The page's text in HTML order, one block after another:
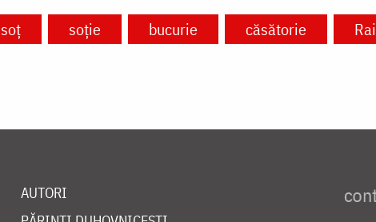
soț soție bucurie căsătorie Rai
AUTORI